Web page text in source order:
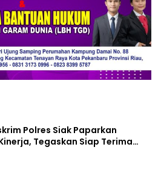
Polres Siak Paparkan
Tegaskan Siap Terima